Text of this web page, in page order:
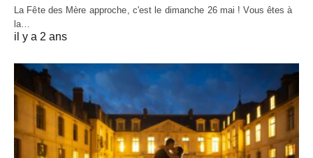
La Fête des Mère approche, c'est le dimanche 26 mai ! Vous êtes à
la…
il y a 2 ans